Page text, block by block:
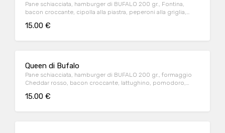
Pane schiacciata, hamburger di BUFALO 200 gr., Fontina,
bacon croccante, cipolla alla piastra, peperoni alla griglia,
15.00 €
Queen di Bufalo
Pane schiacciata, hamburger di BUFALO 200 gr., formaggio
Cheddar rosso, bacon croccante, lattughino, pomodoro,
15.00 €